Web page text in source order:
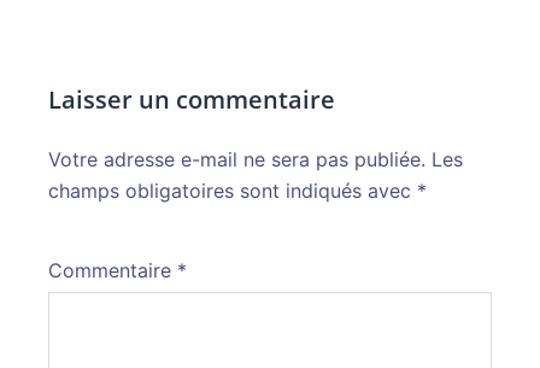
Laisser un commentaire
Votre adresse e-mail ne sera pas publiée. Les
champs obligatoires sont indiqués avec *
Commentaire *
Alternative: